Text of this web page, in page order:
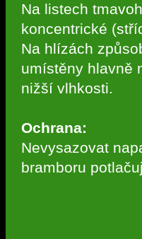
Na listech
koncentrické
Na hlízách
umístěny hlavně
nižší vlhkosti.
Ochrana:
Nevysazovat
bramboru